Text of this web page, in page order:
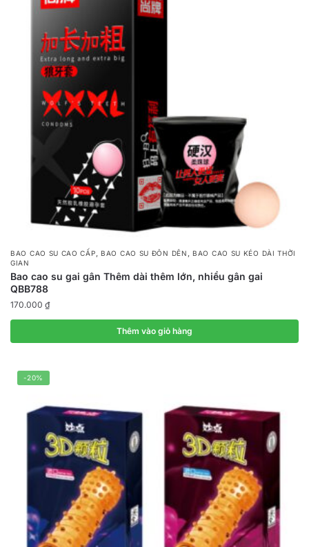
BAO CAO SU CAO CẤP,BAO CAO SU ĐÔN DÊN ,BAO CAO SU KÉO DÀI THỜI
GIAN
Bao cao su gai gân Thêm dài thêm lớn, nhiều gân gai
QBB788
170.000 ₫
Thêm vào giỏ hàng
-20%